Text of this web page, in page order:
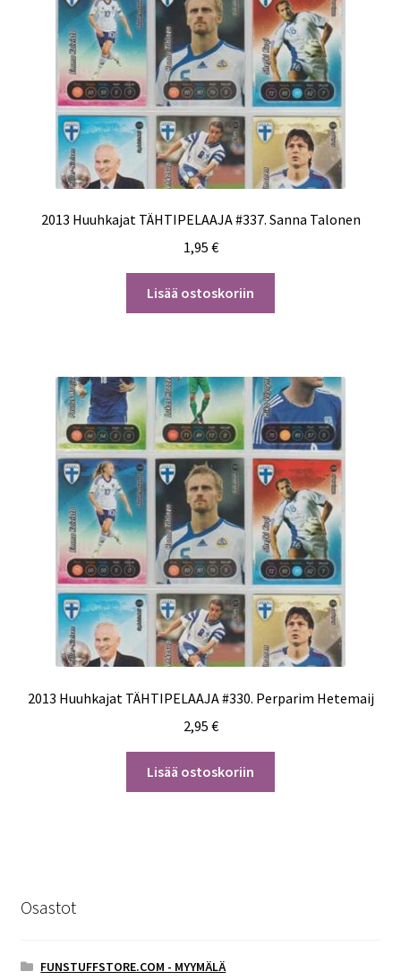
2013 Huuhkajat TÄHTIPELAAJA #337. Sanna Talonen
1,95 €
Lisää ostoskoriin
2013 Huuhkajat TÄHTIPELAAJA #330. Perparim Hetemaij
2,95 €
Lisää ostoskoriin
Osastot
FUNSTUFFSTORE.COM - MYYMÄLÄ